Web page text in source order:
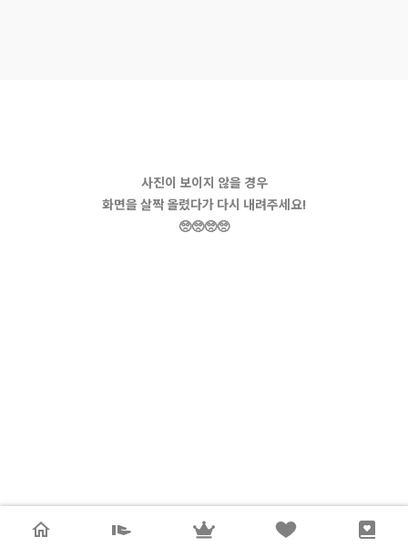
사진이 보이지 않을 경우
화면을 살짝 올렸다가 다시 내려주세요!
🥺🥺🥺🥺